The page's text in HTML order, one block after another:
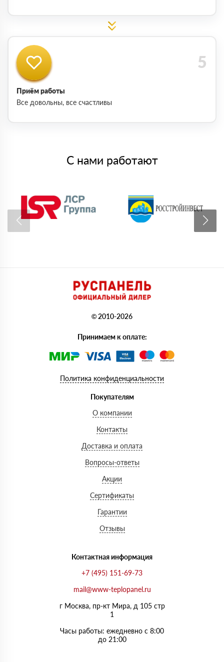
Приём работы
Все довольны, все счастливы
С нами работают
© 2010-2026
Принимаем к оплате:
Политика конфиденциальности
Покупателям
О компании
Контакты
Доставка и оплата
Вопросы-ответы
Акции
Сертификаты
Гарантии
Отзывы
Контактная информация
+7 (495) 151-69-73
mail@www-teplopanel.ru
г Москва, пр-кт Мира, д 105 стр
1
Часы работы: ежедневно с 8:00
до 21:00